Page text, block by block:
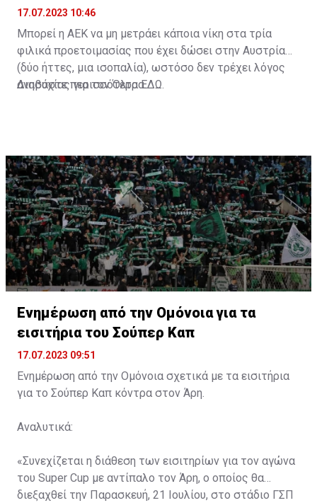
17.07.2023 10:46
Μπορεί η ΑΕΚ να μη μετράει κάποια νίκη στα τρία
φιλικά προετοιμασίας που έχει δώσει στην Αυστρία
(δύο ήττες, μια ισοπαλία), ωστόσο δεν τρέχει λόγος
ανησυχίας για τον Όλτρα.
Διαβάστε περισσότεραΕΔΩ.
Ενημέρωση από την Ομόνοια για τα
εισιτήρια του Σούπερ Καπ
17.07.2023 09:51
Ενημέρωση από την Ομόνοια σχετικά με τα εισιτήρια
για το Σούπερ Καπ κόντρα στον Άρη.
Αναλυτικά:
«Συνεχίζεται η διάθεση των εισιτηρίων για τον αγώνα
του Super Cup με αντίπαλο τον Άρη, ο οποίος θα
διεξαχθεί την Παρασκευή, 21 Ιουλίου, στο στάδιο ΓΣΠ